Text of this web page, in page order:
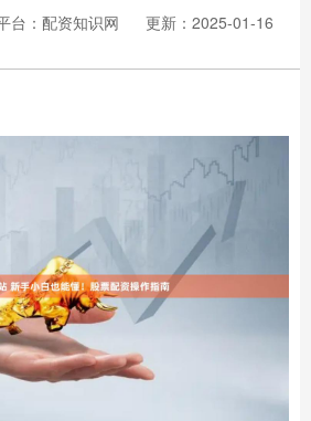
台：配资知识网
更新：2025-01-16